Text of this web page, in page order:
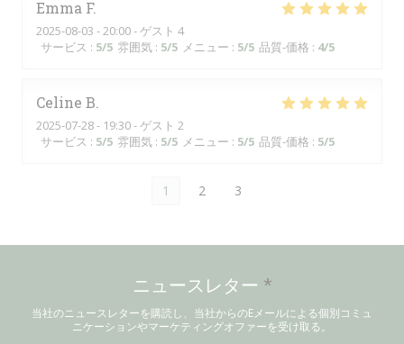
Emma F
2025-08-03 - 20:00 - ゲスト 4
サービス : 5/5 雰囲気 : 5/5 メニュー : 5/5 品質-価格 : 4/5
Celine B
2025-07-28- 19:30 - ゲスト 2
サービス : 5/5 雰囲気 : 5/5 メニュー : 5/5 品質-価格 : 5/5
1 2 3
ニュースレター *
当社のニュースレターを購読し、当社からのEメールによる個別コミュ
ニケーションやマーケティングオファーを受け取る。